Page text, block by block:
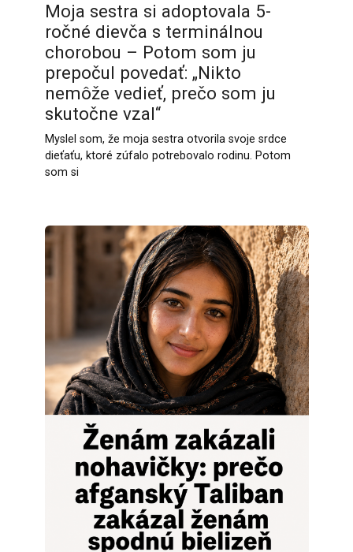
Moja sestra si adoptovala 5-
ročné dievča s terminálnou
chorobou – Potom som ju
prepočul povedať: „Nikto
nemôže vedieť, prečo som ju
skutočne vzal“
Myslel som, že moja sestra otvorila svoje srdce
dieťaťu, ktoré zúfalo potrebovalo rodinu. Potom
som si